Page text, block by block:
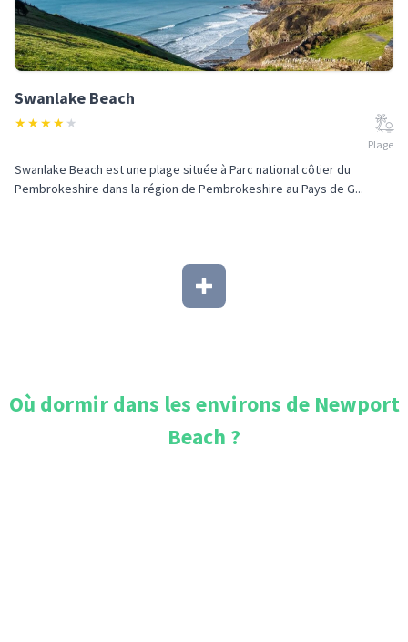
Swanlake Beach
★★★★ ★
Plage
Swanlake Beach est une plage située à Parc national côtier du
Pembrokeshire dans la région de Pembrokeshire au Pays de G...
Où dormir dans les environs de Newport
Beach ?